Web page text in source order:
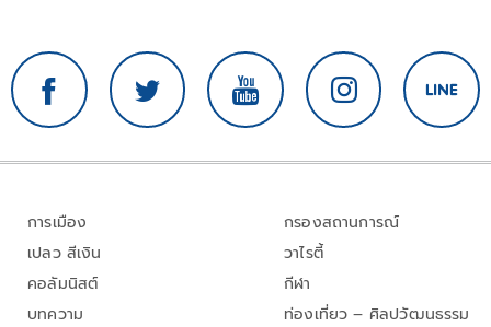
การเมือง
เปลว สีเงิน
คอลัมนิสต์
บทความ
กรองสถานการณ์
วาไรตี้
กีฬา
ท่องเที่ยว – ศิลปวัฒนธรรม